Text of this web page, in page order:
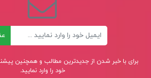
برای با خبر شدن از جدیدترین مطالب و همچنین
خود را وارد نمایید.